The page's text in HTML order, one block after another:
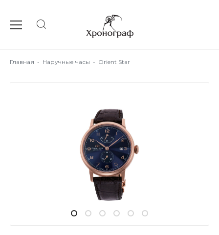
Главная - Наручные часы - Orient Star